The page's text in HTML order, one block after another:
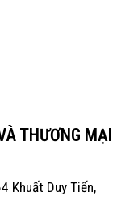
THƯƠNG MẠI
Khuất Duy Tiến,